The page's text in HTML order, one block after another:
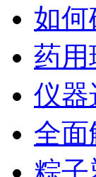
如
药用
仪器
全